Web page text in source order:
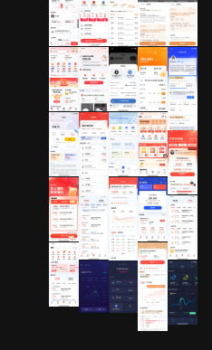
京东金融
京东金融
京东金融
度小满金融
京东金融
度小满金融
京东金融
度小满金融
京东
京东
度小
度小